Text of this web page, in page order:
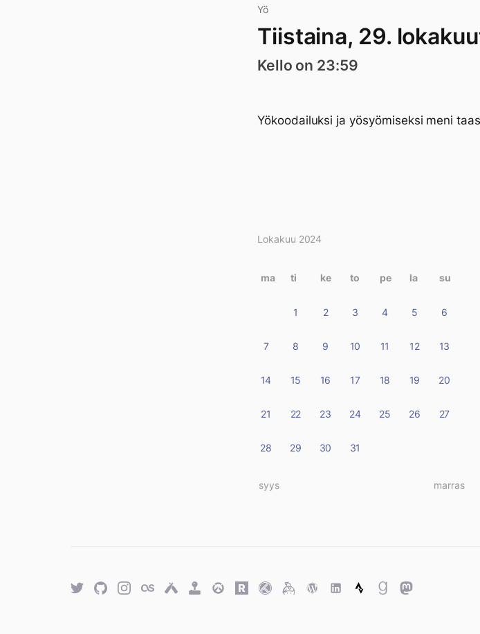
Yö
Tiistaina, 29.
Kello on 23:59
Yökoodailuksi ja yösyömiseksi meni
Kirjoitukset
kalenterissa
Lokakuu 2024
ma ti ke to pe la su
1 2 3 4 5 6
7 8 9 10 11 12 13
14 15 16 17 18 19 20
21 22 23 24 25 26 27
28 29 30 31
« syys marras »
TwitterGitHubTwitterLast.fmUntappd
RetroOverwatch
Rawg.ioTraktKeybaseWordPress
WordPress
StravaGoodreads
Mastodon